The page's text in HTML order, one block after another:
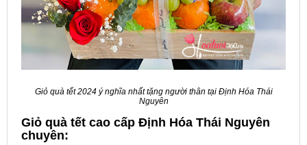
Giỏ quà tết 2024 ý nghĩa nhất tặng người thân tại Định Hóa Thái
Nguyên
Giỏ quà tết cao cấp Định Hóa Thái Nguyên
chuyên: